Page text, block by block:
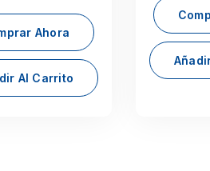
Ahora
Al Carrito